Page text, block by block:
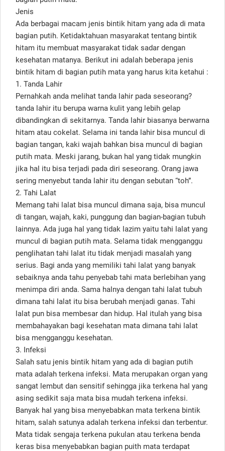
Jenis
Ada berbagai macam jenis bintik hitam yang ada di mata
bagian putih. Ketidaktahuan masyarakat tentang bintik
hitam itu membuat masyarakat tidak sadar dengan
kesehatan matanya. Berikut ini adalah beberapa jenis
bintik hitam di bagian putih mata yang harus kita ketahui :
1. Tanda Lahir
Pernahkah anda melihat tanda lahir pada seseorang?
tanda lahir itu berupa warna kulit yang lebih gelap
dibandingkan di sekitarnya. Tanda lahir biasanya berwarna
hitam atau cokelat. Selama ini tanda lahir bisa muncul di
bagian tangan, kaki wajah bahkan bisa muncul di bagian
putih mata. Meski jarang, bukan hal yang tidak mungkin
jika hal itu bisa terjadi pada diri seseorang. Orang jawa
sering menyebut tanda lahir itu dengan sebutan “toh”.
2. Tahi Lalat
Memang tahi lalat bisa muncul dimana saja, bisa muncul
di tangan, wajah, kaki, punggung dan bagian-bagian tubuh
lainnya. Ada juga hal yang tidak lazim yaitu tahi lalat yang
muncul di bagian putih mata. Selama tidak mengganggu
penglihatan tahi lalat itu tidak menjadi masalah yang
serius. Bagi anda yang memiliki tahi lalat yang banyak
sebaiknya anda tahu penyebab tahi mata berlebihan yang
menimpa diri anda. Sama halnya dengan tahi lalat tubuh
dimana tahi lalat itu bisa berubah menjadi ganas. Tahi
lalat pun bisa membesar dan hidup. Hal itulah yang bisa
membahayakan bagi kesehatan mata dimana tahi lalat
bisa mengganggu kesehatan.
3. Infeksi
Salah satu jenis bintik hitam yang ada di bagian putih
mata adalah terkena infeksi. Mata merupakan organ yang
sangat lembut dan sensitif sehingga jika terkena hal yang
asing sedikit saja mata bisa mudah terkena infeksi.
Banyak hal yang bisa menyebabkan mata terkena bintik
hitam, salah satunya adalah terkena infeksi dan terbentur.
Mata tidak sengaja terkena pukulan atau terkena benda
keras bisa menyebabkan bagian puith mata terdapat